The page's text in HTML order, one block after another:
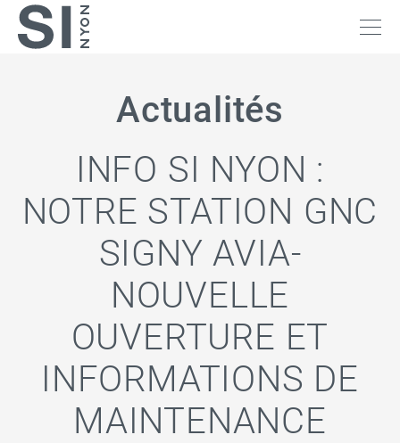
Actualités
INFO SI NYON :
NOTRE STATION GNC
SIGNY AVIA-
NOUVELLE
OUVERTURE ET
INFORMATIONS DE
MAINTENANCE